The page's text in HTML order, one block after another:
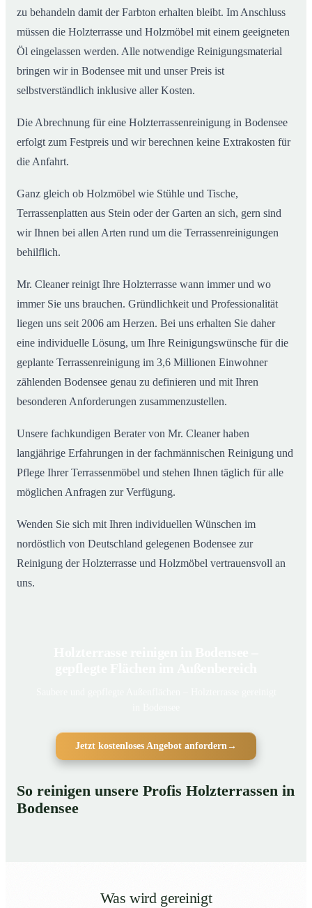
zu behandeln damit der Farbton erhalten bleibt. Im Anschluss
müssen die Holzterrasse und Holzmöbel mit einem geeigneten
Öl eingelassen werden. Alle notwendige Reinigungsmaterial
bringen wir in Bodensee mit und unser Preis ist
selbstverständlich inklusive aller Kosten.
Die Abrechnung für eine Holzterrassenreinigung in Bodensee
erfolgt zum Festpreis und wir berechnen keine Extrakosten für
die Anfahrt.
Ganz gleich ob Holzmöbel wie Stühle und Tische,
Terrassenplatten aus Stein oder der Garten an sich, gern sind
wir Ihnen bei allen Arten rund um die Terrassenreinigungen
behilflich.
Mr. Cleaner reinigt Ihre Holzterrasse wann immer und wo
immer Sie uns brauchen. Gründlichkeit und Professionalität
liegen uns seit 2006 am Herzen. Bei uns erhalten Sie daher
eine individuelle Lösung, um Ihre Reinigungswünsche für die
geplante Terrassenreinigung im 3,6 Millionen Einwohner
zählenden Bodensee genau zu definieren und mit Ihren
besonderen Anforderungen zusammenzustellen.
Unsere fachkundigen Berater von Mr. Cleaner haben
langjährige Erfahrungen in der fachmännischen Reinigung und
Pflege Ihrer Terrassenmöbel und stehen Ihnen täglich für alle
möglichen Anfragen zur Verfügung.
Wenden Sie sich mit Ihren individuellen Wünschen im
nordöstlich von Deutschland gelegenen Bodensee zur
Reinigung der Holzterrasse und Holzmöbel vertrauensvoll an
uns.
Jetzt kostenloses Angebot anfordern→
So reinigen unsere Profis Holzterrassen in
Bodensee
Was wird gereinigt